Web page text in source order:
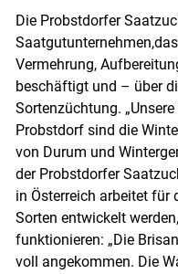
Die Probstdorfer
Vermehrung,
beschäftigt und – über
Sortenzüchtung.
Probstdorf sind die
von Durum und
der Probstdorfer
in Österreich arbeitet für
Sorten entwickelt
funktionieren: „Die
voll angekommen. Die